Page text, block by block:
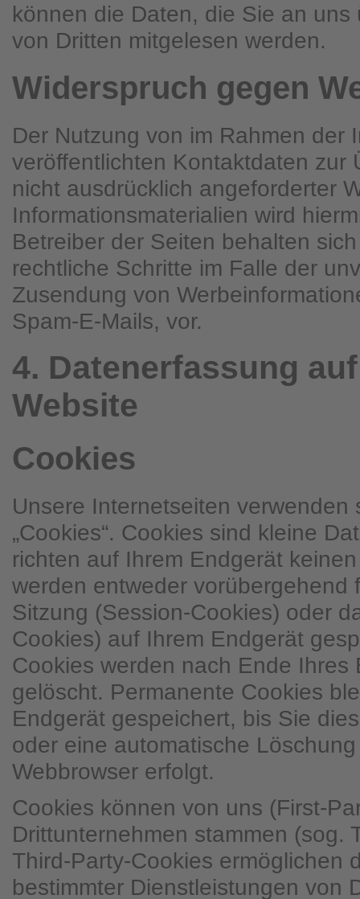
können die Daten, die Sie an uns
von Dritten mitgelesen werden.
Widerspruch gegen
Der Nutzung von im Rahmen der
veröffentlichten Kontaktdaten zur
nicht ausdrücklich angeforderter
Informationsmaterialien wird
Betreiber der Seiten behalten
rechtliche Schritte im Falle der
Zusendung von
Spam-E-Mails, vor.
4. Datenerfassung
Website
Cookies
Unsere Internetseiten verwenden
„Cookies“. Cookies sind kleine
richten auf Ihrem Endgerät
werden entweder vorübergehend
Sitzung (Session-Cookies) oder
Cookies) auf Ihrem Endgerät
Cookies werden nach Ende Ihres
gelöscht. Permanente Cookies
Endgerät gespeichert, bis Sie
oder eine automatische
Webbrowser erfolgt.
Cookies können von uns (First-
Drittunternehmen stammen (sog.
Third-Party-Cookies ermöglichen
bestimmter Dienstleistungen von